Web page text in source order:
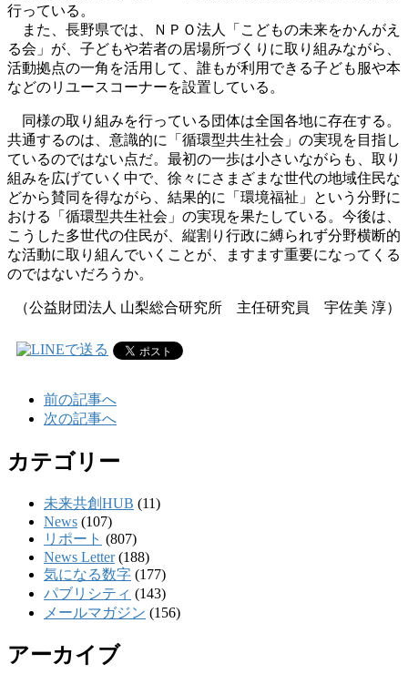
行っている。
また、長野県では、ＮＰＯ法人「こどもの未来をかんがえ
る会」が、子どもや若者の居場所づくりに取り組みながら、
活動拠点の一角を活用して、誰もが利用できる子ども服や本
などのリユースコーナーを設置している。
同様の取り組みを行っている団体は全国各地に存在する。
共通するのは、意識的に「循環型共生社会」の実現を目指し
ているのではない点だ。最初の一歩は小さいながらも、取り
組みを広げていく中で、徐々にさまざまな世代の地域住民な
どから賛同を得ながら、結果的に「環境福祉」という分野に
おける「循環型共生社会」の実現を果たしている。今後は、
こうした多世代の住民が、縦割り行政に縛られず分野横断的
な活動に取り組んでいくことが、ますます重要になってくる
のではないだろうか。
（公益財団法人 山梨総合研究所 主任研究員 宇佐美 淳）
前の記事へ
次の記事へ
カテゴリー
未来共創HUB (11)
News (107)
リポート (807)
News Letter(188)
気になる数字 (177)
パブリシティ (143)
メールマガジン (156)
アーカイブ